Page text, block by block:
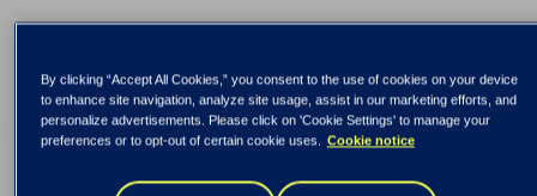
Kaikki uutiset ja tiedotteet
Tietoevryn hallitus
By clicking “Accept All Cookies,” you consent to the use of cookies on your device
to enhance site navigation, analyze site usage, assist in our marketing efforts, and
personalize advertisements. Please click on 'Cookie Settings' to manage your
preferences or to opt-out of certain cookie uses. Cookie notice